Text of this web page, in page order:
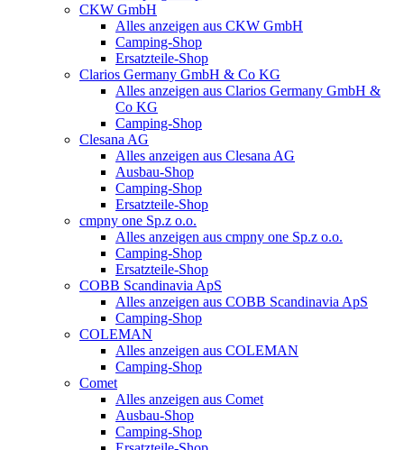
CKW GmbH
Alles anzeigen aus CKW GmbH
Camping-Shop
Ersatzteile-Shop
Clarios Germany GmbH & Co KG
Alles anzeigen aus Clarios Germany GmbH &
Co KG
Camping-Shop
Clesana AG
Alles anzeigen aus Clesana AG
Ausbau-Shop
Camping-Shop
Ersatzteile-Shop
cmpny one Sp.z o.o.
Alles anzeigen aus cmpny one Sp.z o.o.
Camping-Shop
Ersatzteile-Shop
COBB Scandinavia ApS
Alles anzeigen aus COBB Scandinavia ApS
Camping-Shop
COLEMAN
Alles anzeigen aus COLEMAN
Camping-Shop
Comet
Alles anzeigen aus Comet
Ausbau-Shop
Camping-Shop